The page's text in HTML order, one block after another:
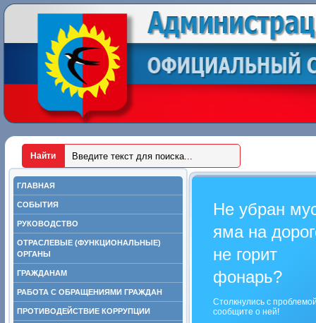
ГЛАВНАЯ
СОБЫТИЯ
РУКОВОДСТВО
ОТРАСЛЕВЫЕ (ФУНКЦИОНАЛЬНЫЕ)
ОРГАНЫ
ГРАЖДАНАМ
РАБОТА С ОБРАЩЕНИЯМИ ГРАЖДАН
ПРОТИВОДЕЙСТВИЕ КОРРУПЦИИ
Не убран
яма на
не горит
фонарь?
Столкнулись с
сообщите о ней!